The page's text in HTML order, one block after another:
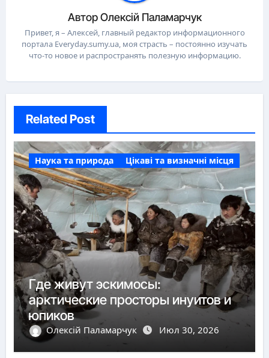
АвторОлексій Паламарчук
Привет, я – Алексей, главный редактор информационного
портала Everyday.sumy.ua, моя страсть – постоянно изучать
что-то новое и распространять полезную информацию.
Related Post
Наука та природа Цікаві та визначні місця
Где живут эскимосы:
арктические просторы инуитов и
юпиков
Олексій Паламарчук Июл 30, 2026